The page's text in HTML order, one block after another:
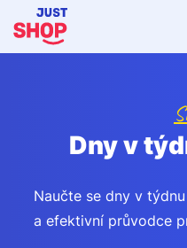
Dny v
Naučte se dny v
a efektivní průvodce